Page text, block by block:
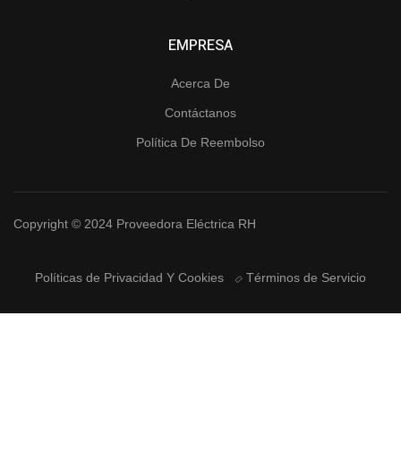
EMPRESA
Acerca De
Contáctanos
Política De Reembolso
Copyright © 2024 Proveedora Eléctrica RH
Políticas de Privacidad Y Cookies Términos de Servicio